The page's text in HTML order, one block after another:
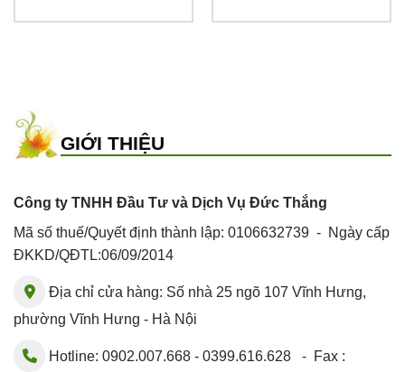
gốc
60,000 ₫.là:
GIỚI THIỆU
Công ty TNHH Đầu Tư và Dịch Vụ Đức Thắng
Mã số thuế/Quyết định thành lập: 0106632739 - Ngày cấp
ĐKKD/QĐTL:06/09/2014
Địa chỉ cửa hàng: Số nhà 25 ngõ 107 Vĩnh Hưng,
phường Vĩnh Hưng - Hà Nội
Hotline: 0902.007.668 - 0399.616.628 - Fax :